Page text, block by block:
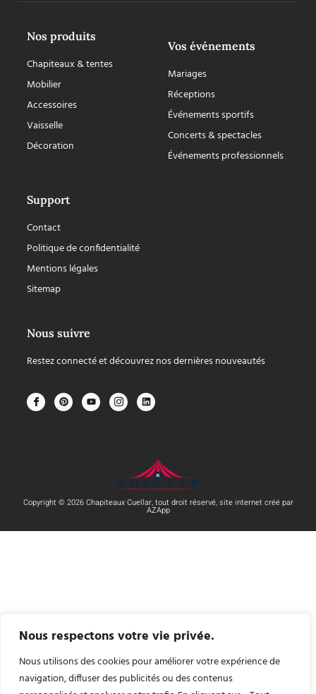
Nous respectons votre vie privée.
Nous utilisons des cookies pour améliorer votre expérience de
navigation, diffuser des publicités ou des contenus
Nos produits
Chapiteaux & tentes
Mobilier
Accessoires
Vaisselle
Décoration
Vos événements
Mariages
Réceptions
Événements sportifs
Concerts & spectacles
Événements professionnels
Support
Contact
Politique de confidentialité
Mentions légales
Sitemap
Nous suivre
Restez connecté et découvrez nos dernières nouveautés
Copyright © 2026 Chapiteaux Cuellar, tout droit réservé, site internet créé par
AZApp